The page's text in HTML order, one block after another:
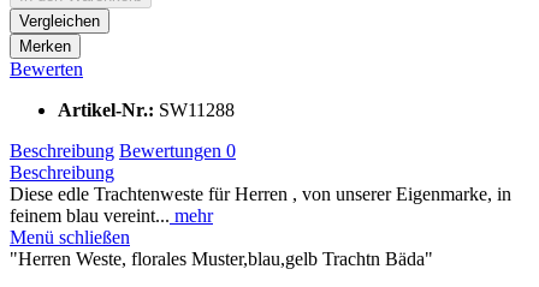
Vergleichen
Merken
Bewerten
Artikel-Nr.: SW11288
Beschreibung Bewertungen 0
Beschreibung
Diese edle Trachtenweste für Herren , von unserer Eigenmarke, in
feinem blau vereint... mehr
Menü schließen
"Herren Weste, florales Muster,blau,gelb Trachtn Bäda"